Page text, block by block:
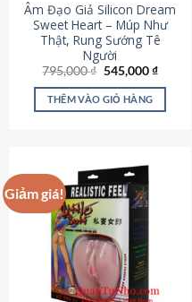
Âm Đạo Giả Silicon Dream
Sweet Heart – Múp Như
Thật, Rung Sướng Tê
Người
795,000₫ Giá
là:
795,000 ₫.
545,000₫Giá
tại
THÊM VÀO GIỎ HÀNG
Giảm giá!